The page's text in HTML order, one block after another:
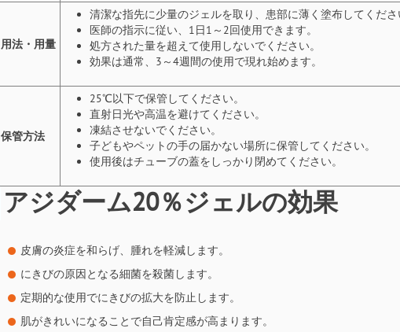
用法・用量
清潔な指先に少量のジェルを取り、患部に薄く塗布してくださ
医師の指示に従い、1日1～2回使用できます。
処方された量を超えて使用しないでください。
効果は通常、3～4週間の使用で現れ始めます。
保管方法
25℃以下で保管してください。
直射日光や高温を避けてください。
凍結させないでください。
子どもやペットの手の届かない場所に保管してください。
使用後はチューブの蓋をしっかり閉めてください。
アジダーム20％ジェルの効果
皮膚の炎症を和らげ、腫れを軽減します。
にきびの原因となる細菌を殺菌します。
定期的な使用でにきびの拡大を防止します。
肌がきれいになることで自己肯定感が高まります。